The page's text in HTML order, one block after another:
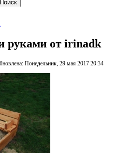
руками от irinadk
Понедельник, 29 мая 2017 20:34